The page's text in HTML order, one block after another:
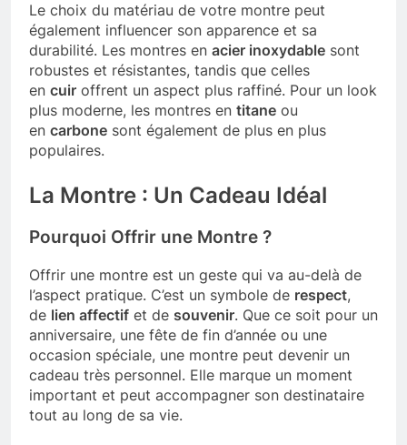
Le choix du matériau de votre montre peut
également influencer son apparence et sa
durabilité. Les montres en acier inoxydable sont
robustes et résistantes, tandis que celles
en cuir offrent un aspect plus raffiné. Pour un look
plus moderne, les montres en titane ou
en carbone sont également de plus en plus
populaires.
La Montre : Un Cadeau Idéal
Pourquoi Offrir une Montre ?
Offrir une montre est un geste qui va au-delà de
l’aspect pratique. C’est un symbole de respect,
de lien affectif et de souvenir. Que ce soit pour un
anniversaire, une fête de fin d’année ou une
occasion spéciale, une montre peut devenir un
cadeau très personnel. Elle marque un moment
important et peut accompagner son destinataire
tout au long de sa vie.